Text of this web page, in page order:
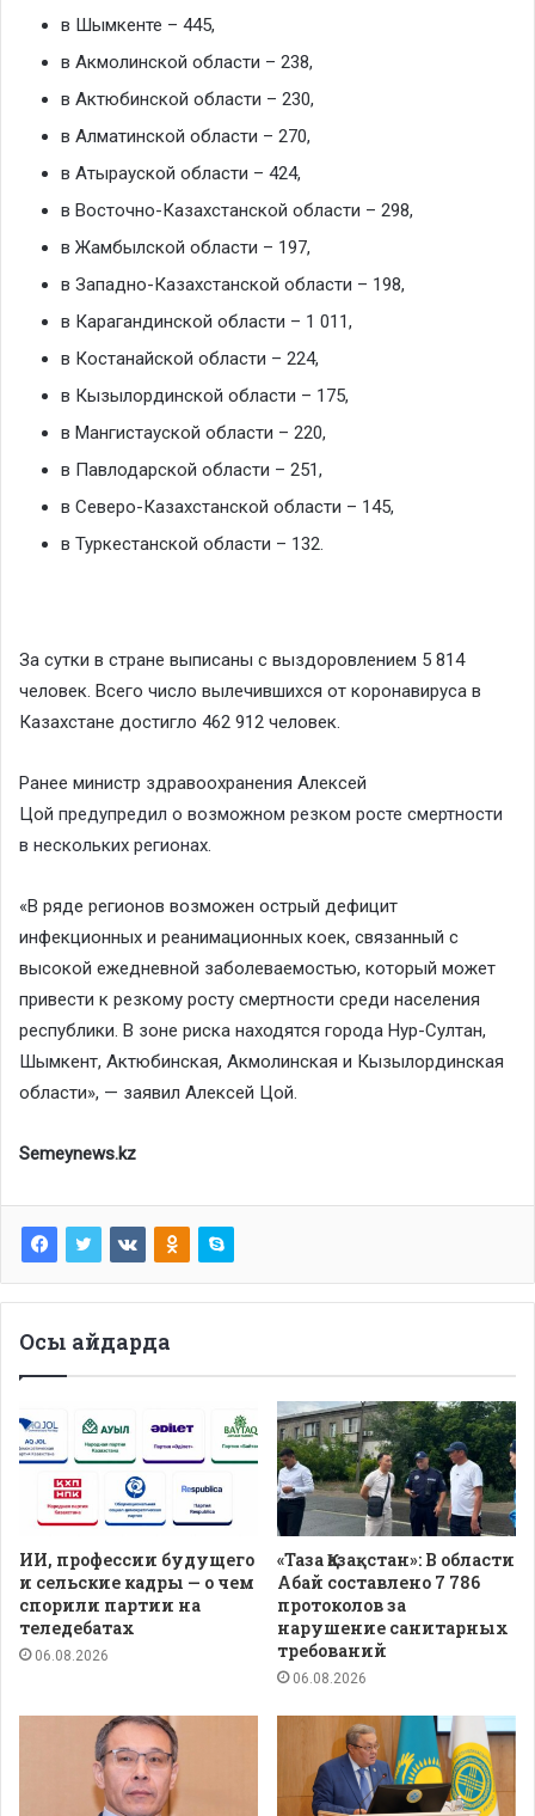
в Шымкенте – 445,
в Акмолинской области – 238,
в Актюбинской области – 230,
в Алматинской области – 270,
в Атырауской области – 424,
в Восточно-Казахстанской области – 298,
в Жамбылской области – 197,
в Западно-Казахстанской области – 198,
в Карагандинской области – 1 011,
в Костанайской области – 224,
в Кызылординской области – 175,
в Мангистауской области – 220,
в Павлодарской области – 251,
в Северо-Казахстанской области – 145,
в Туркестанской области – 132.
За сутки в стране выписаны с выздоровлением 5 814
человек. Всего число вылечившихся от коронавируса в
Казахстане достигло 462 912 человек.
Ранее министр здравоохранения Алексей
Цой предупредил о возможном резком росте смертности
в нескольких регионах.
«В ряде регионов возможен острый дефицит
инфекционных и реанимационных коек, связанный с
высокой ежедневной заболеваемостью, который может
привести к резкому росту смертности среди населения
республики. В зоне риска находятся города Нур-Султан,
Шымкент, Актюбинская, Акмолинская и Кызылординская
области», — заявил Алексей Цой.
Semeynews.kz
Осы айдарда
ИИ, профессии будущего
и сельские кадры — о чем
спорили партии на
теледебатах
06.08.2026
«Таза Қазақстан»: В области
Абай составлено 7 786
протоколов за
нарушение санитарных
требований
06.08.2026